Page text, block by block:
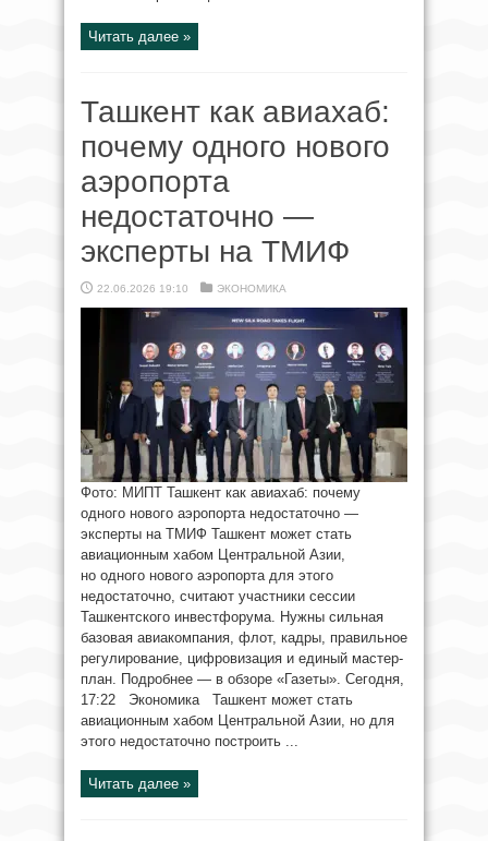
Читать далее »
Ташкент как авиахаб:
почему одного нового
аэропорта
недостаточно —
эксперты на ТМИФ
22.06.2026 19:10 ЭКОНОМИКА
Фото: МИПТ Ташкент как авиахаб: почему
одного нового аэропорта недостаточно —
эксперты на ТМИФ Ташкент может стать
авиационным хабом Центральной Азии,
но одного нового аэропорта для этого
недостаточно, считают участники сессии
Ташкентского инвестфорума. Нужны сильная
базовая авиакомпания, флот, кадры, правильное
регулирование, цифровизация и единый мастер-
план. Подробнее — в обзоре «Газеты». Сегодня,
17:22 Экономика Ташкент может стать
авиационным хабом Центральной Азии, но для
этого недостаточно построить ...
Читать далее »